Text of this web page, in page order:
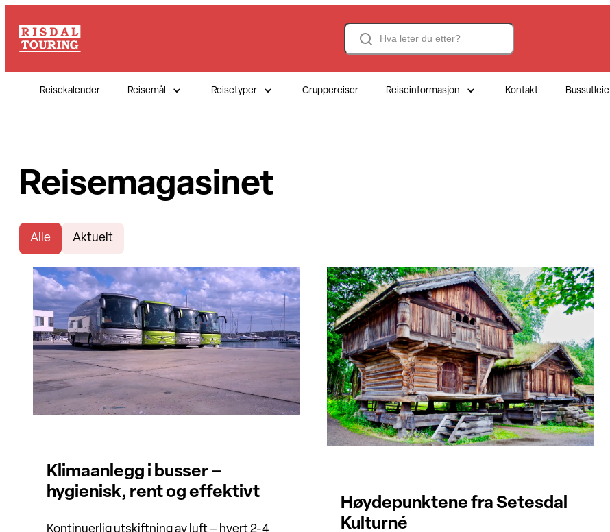
Search
Reisekalender Reisemål Reisetyper Gruppereiser Reiseinformasjon Kontakt Bussutleie
Reisemagasinet
Alle Aktuelt
Klimaanlegg i busser –
hygienisk, rent og effektivt
Høydepunktene fra Setesdal
Kulturné